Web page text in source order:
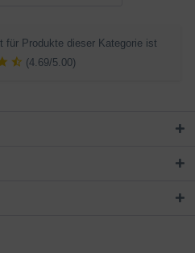
für Produkte dieser Kategorie ist
(4.69/5.00)